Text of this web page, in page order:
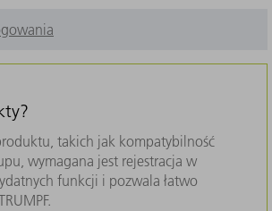
takich jak kompatybilność
wymagana jest rejestracja w
funkcji i pozwala łatwo